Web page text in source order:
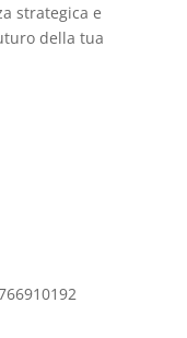
strategica e
della tua